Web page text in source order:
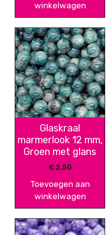
winkelwagen
Glaskraal
marmerlook 12 mm,
Groen met glans
€2,50
Toevoegen aan
winkelwagen